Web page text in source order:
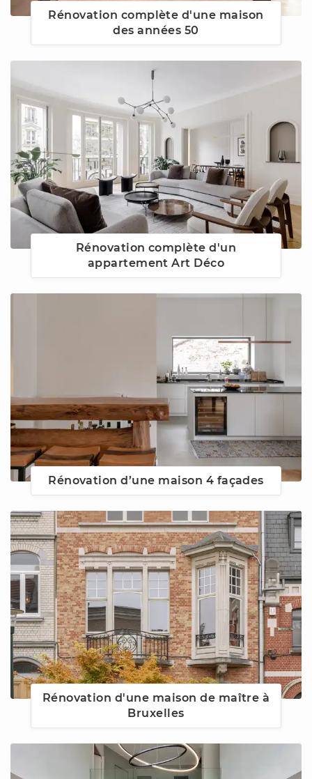
Rénovation complète d'une maison
des années 50
Rénovation complète d'un
appartement Art Déco
Rénovation d’une maison 4 façades
Rénovation d'une maison de maître à
Bruxelles